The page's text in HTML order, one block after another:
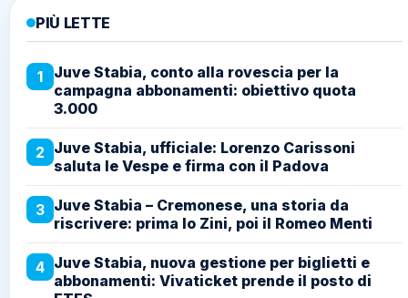
PIÙ LETTE
1
Juve Stabia, conto alla rovescia per la
campagna abbonamenti: obiettivo quota
3.000
2 Juve Stabia, ufficiale: Lorenzo Carissoni
saluta le Vespe e firma con il Padova
3 Juve Stabia – Cremonese, una storia da
riscrivere: prima lo Zini, poi il Romeo Menti
4 Juve Stabia, nuova gestione per biglietti e
abbonamenti: Vivaticket prende il posto di